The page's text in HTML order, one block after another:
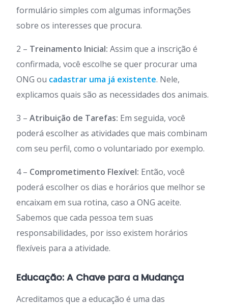
formulário simples com algumas informações
sobre os interesses que procura.
2 – Treinamento Inicial: Assim que a inscrição é
confirmada, você escolhe se quer procurar uma
ONG ou cadastrar uma já existente. Nele,
explicamos quais são as necessidades dos animais.
3 – Atribuição de Tarefas: Em seguida, você
poderá escolher as atividades que mais combinam
com seu perfil, como o voluntariado por exemplo.
4 – Comprometimento Flexível: Então, você
poderá escolher os dias e horários que melhor se
encaixam em sua rotina, caso a ONG aceite.
Sabemos que cada pessoa tem suas
responsabilidades, por isso existem horários
flexíveis para a atividade.
Educação: A Chave para a Mudança
Acreditamos que a educação é uma das